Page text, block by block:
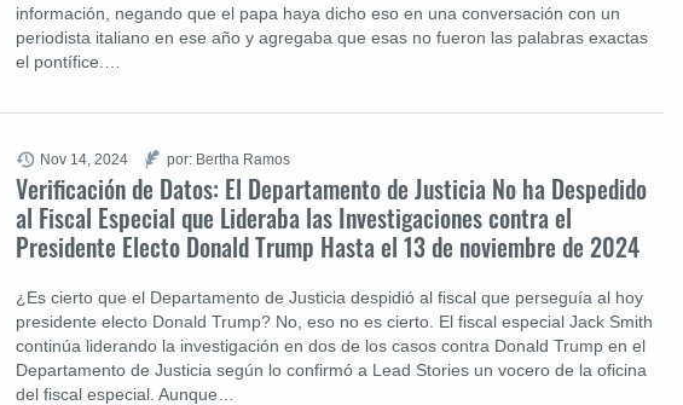
información, negando que el papa haya dicho eso en una conversación con un
periodista italiano en ese año y agregaba que esas no fueron las palabras exactas
el pontífice.…
Verificación de Datos: El Departamento de Justicia No ha Despedido
al Fiscal Especial que Lideraba las Investigaciones contra el
Presidente Electo Donald Trump Hasta el 13 de noviembre de 2024
¿Es cierto que el Departamento de Justicia despidió al fiscal que perseguía al hoy
presidente electo Donald Trump? No, eso no es cierto. El fiscal especial Jack Smith
continúa liderando la investigación en dos de los casos contra Donald Trump en el
Departamento de Justicia según lo confirmó a Lead Stories un vocero de la oficina
del fiscal especial. Aunque…
Nov 14, 2024 por: Bertha Ramos